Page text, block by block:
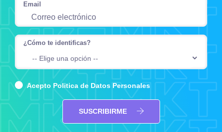
Email
¿Cómo te identificas?
Acepto Politica de Datos Personales
SUSCRIBIRME